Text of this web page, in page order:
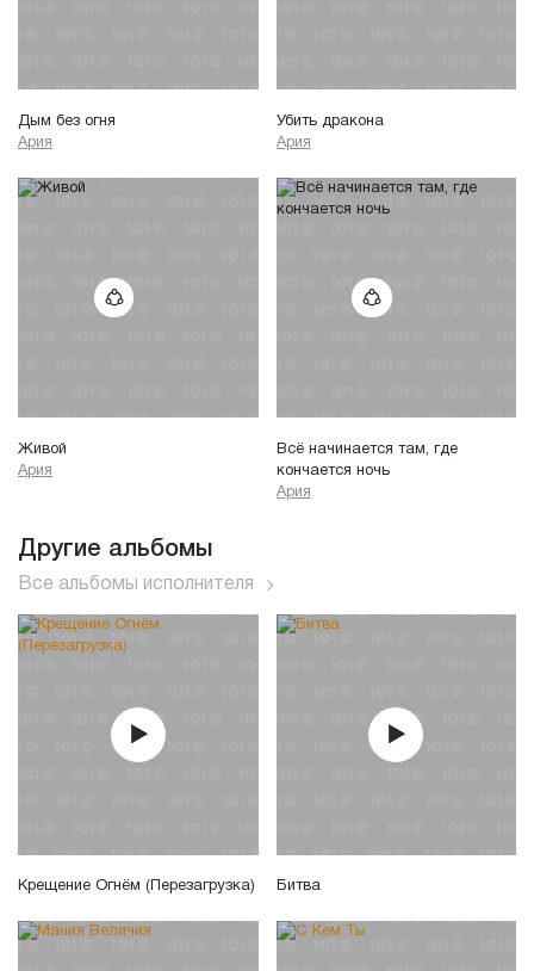
Дым без огня
Ария
Убить дракона
Ария
Живой
Ария
Всё начинается там, где
кончается ночь
Ария
Другие альбомы
Все альбомы исполнителя
Крещение Огнём (Перезагрузка) Битва